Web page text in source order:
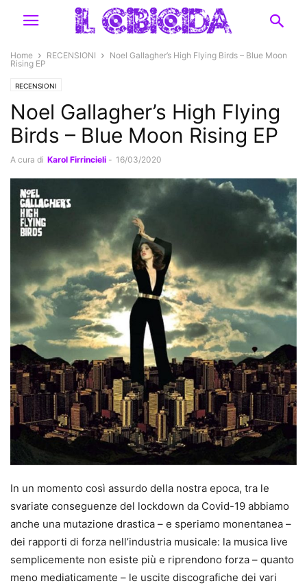
Home RECENSIONI
Noel Gallagher’s High Flying Birds – Blue Moon
Rising EP
RECENSIONI
Noel Gallagher’s High Flying
Birds – Blue Moon Rising EP
A cura di Karol Firrincieli - 16/03/2020
In un momento così assurdo della nostra epoca, tra le
svariate conseguenze del lockdown da Covid-19 abbiamo
anche una mutazione drastica – e speriamo monentanea –
dei rapporti di forza nell’industria musicale: la musica live
semplicemente non esiste più e riprendono forza – quanto
meno mediaticamente – le uscite discografiche dei vari